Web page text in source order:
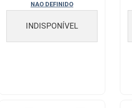
NAO DEFINIDO
INDISPONÍVEL